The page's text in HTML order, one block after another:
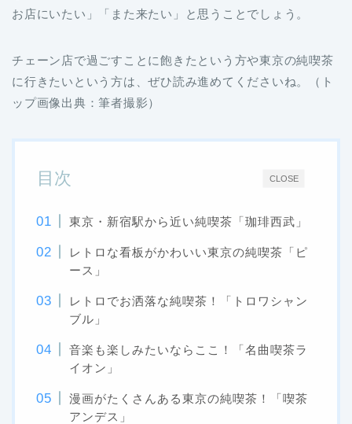
お店にいたい」「また来たい」と思うことでしょう。
チェーン店で過ごすことに飽きたという方や東京の純喫茶
に行きたいという方は、ぜひ読み進めてくださいね。（ト
ップ画像出典：筆者撮影）
CLOSE
目次
東京・新宿駅から近い純喫茶「珈琲西武」
レトロな看板がかわいい東京の純喫茶「ピ
ース」
レトロでお洒落な純喫茶！「トロワシャン
ブル」
音楽も楽しみたいならここ！「名曲喫茶ラ
イオン」
漫画がたくさんある東京の純喫茶！「喫茶
アンデス」